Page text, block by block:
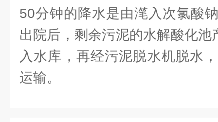
50分钟的降水是由滗入次氯酸
出院后，剩余污泥的水解酸化池
入水库，再经污泥脱水机脱水
运输。